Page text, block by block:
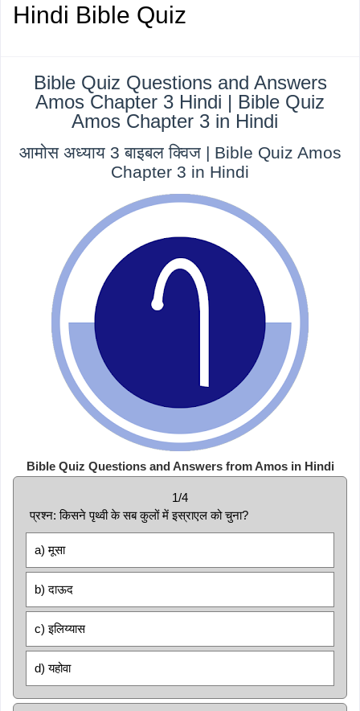
Hindi Bible Quiz
Bible Quiz Questions and Answers
Amos Chapter 3 Hindi | Bible Quiz
Amos Chapter 3 in Hindi
आमोस अध्याय 3 बाइबल क्विज | Bible Quiz Amos
Chapter 3 in Hindi
Bible Quiz Questions and Answers from Amos in Hindi
1/4
प्रश्न: किसने पृथ्वी के सब कुलों में इस्राएल को चुना?
a) मूसा
b) दाऊद
c) इलिय्यास
d) यहोवा